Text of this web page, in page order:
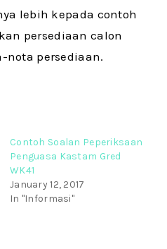
lebih kepada contoh
persediaan calon
nota persediaan.
Contoh Soalan Peperiksaan
Penguasa Kastam Gred
WK41
January 12, 2017
In "Informasi"